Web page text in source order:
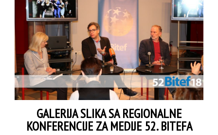
GALERIJA SLIKA SA REGIONALNE
KONFERENCIJE ZA MEDIJE 52. BITEFA